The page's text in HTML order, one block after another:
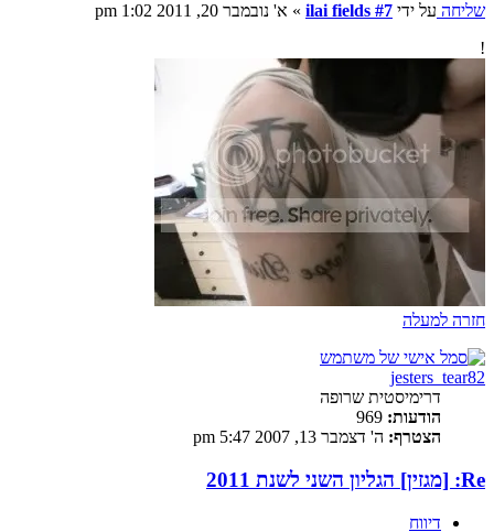
שליחה על ידי ilai fields #7
» א' נובמבר 20, 2011 1:02 pm
!
חזרה למעלה
jesters_tear82
דרימיסטית שרופה
הודעות:
הצטרף: ה' דצמבר 13, 2007 5:47 pm
Re: [מגזין] הגליון השני לשנת 2011
דיווח